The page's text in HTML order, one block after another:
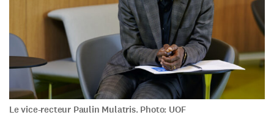
Le vice-recteur Paulin Mulatris. Photo: UOF